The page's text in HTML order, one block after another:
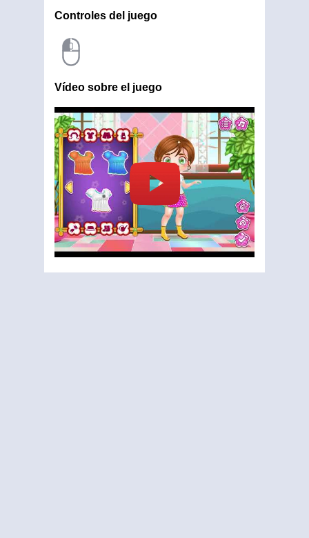
Controles del juego
Vídeo sobre el juego